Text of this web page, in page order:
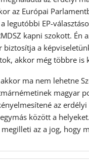
az Európai
legutóbbi EP-
kapni szokott. Én
a
akkor még többre is
ma nem lehetne
magyar
az
között a
az a jog, hogy